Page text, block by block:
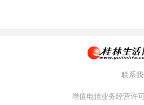
联系
增值电信业务经营许